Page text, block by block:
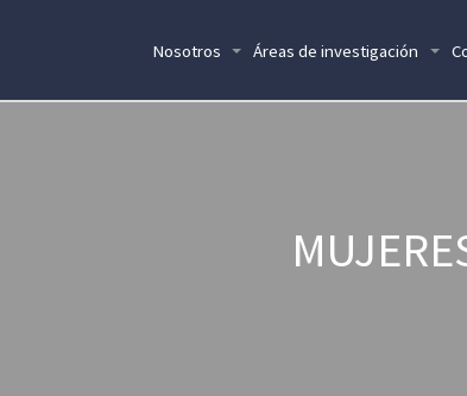
Nosotros Áreas de investigación